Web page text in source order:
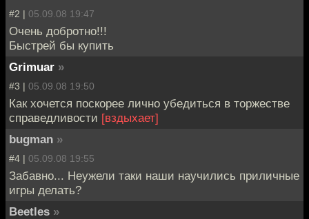
#2 | 05.09.08 19:47
Очень добротно!!!
Быстрей бы купить
Grimuar »
#3 | 05.09.08 19:50
Как хочется поскорее лично убедиться в торжестве
справедливости [вздыхает]
bugman »
#4 | 05.09.08 19:55
Забавно... Неужели таки наши научились приличные
игры делать?
Beetles »